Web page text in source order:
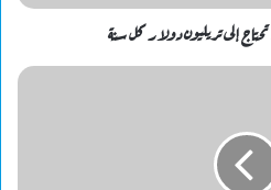
إلى تريليون دولار كل سنة